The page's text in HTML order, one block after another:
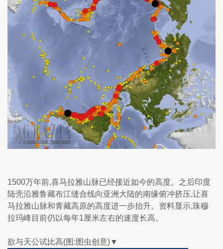
1500万年前,喜马拉雅山脉已经接近如今的高度。之后印度
陆壳沿雅鲁藏布江缝合线向亚洲大陆的南缘俯冲挤压,让喜
马拉雅山脉和青藏高原的高度进一步抬升。资料显示,珠穆
拉玛峰目前仍以每年1厘米左右的速度长高。
欲与天公试比高(图:图虫创意)▼